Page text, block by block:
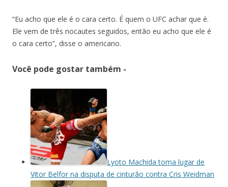
“Eu acho que ele é o cara certo. É quem o UFC achar que é.
Ele vem de três nocautes seguidos, então eu acho que ele é
o cara certo”, disse o americano.
Você pode gostar também -
Lyoto Machida toma lugar de
Vitor Belfor na disputa de cinturão contra Cris Weidman